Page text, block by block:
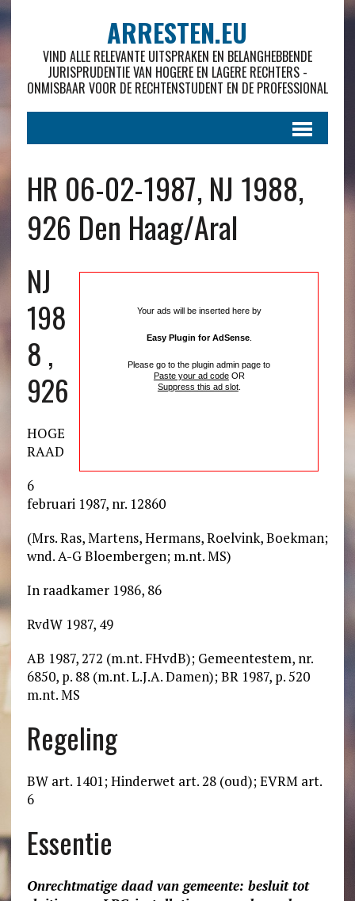
ARRESTEN.EU
VIND ALLE RELEVANTE UITSPRAKEN EN BELANGHEBBENDE
JURISPRUDENTIE VAN HOGERE EN LAGERE RECHTERS -
ONMISBAAR VOOR DE RECHTENSTUDENT EN DE PROFESSIONAL
HR 06-02-1987, NJ 1988,
926 Den Haag/Aral
Your ads will be inserted here by
Easy Plugin for AdSense.
Please go to the plugin admin page to
Paste your ad codeOR
Suppress this ad slot.
NJ
198
8 ,
926
HOGE
RAAD
6
februari 1987, nr. 12860
(Mrs. Ras, Martens, Hermans, Roelvink, Boekman;
wnd. A-G Bloembergen; m.nt. MS)
In raadkamer 1986, 86
RvdW 1987, 49
AB 1987, 272 (m.nt. FHvdB); Gemeentestem, nr.
6850, p. 88 (m.nt. L.J.A. Damen); BR 1987, p. 520
m.nt. MS
Regeling
BW art. 1401; Hinderwet art. 28 (oud); EVRM art.
6
Essentie
Onrechtmatige daad van gemeente: besluit tot